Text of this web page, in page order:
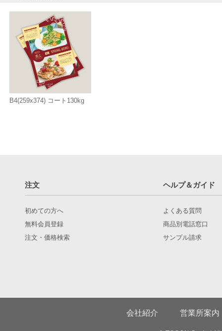
B4(259x374) コート130kg
注文 ヘルプ＆ガイド
初めての方へ
無料会員登録
注文・価格検索
よくある質問
商品別電話窓口
サンプル請求
会社紹介 営業所案内